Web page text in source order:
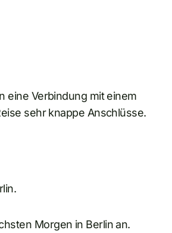
eine Verbindung mit einem
sehr knappe Anschlüsse.
Morgen in Berlin an.